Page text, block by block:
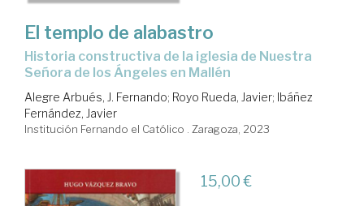
El templo de alabastro
historia constructiva de la iglesia de Nuestra
Señora de los Ángeles en Mallén
Alegre Arbués, J. Fernando; Royo Rueda, Javier; Ibáñez
Fernández, Javier
Institución Fernando el Católico . Zaragoza, 2023
15,00 €